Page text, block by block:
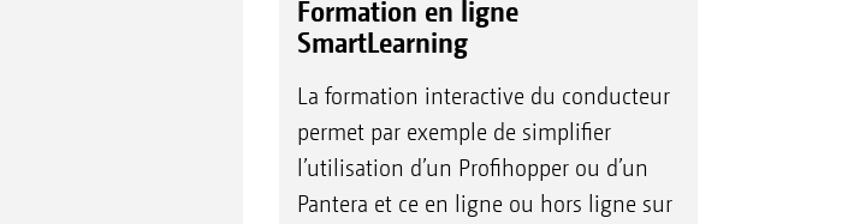
Formation en ligne
SmartLearning
La formation interactive du conducteur
permet par exemple de simplifier
l’utilisation d’un Profihopper ou d’un
Pantera et ce en ligne ou hors ligne sur